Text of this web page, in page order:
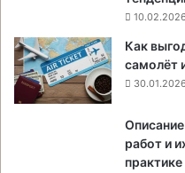
10.02.2026
Как
самолёт
30.01.2026
работ и
практике